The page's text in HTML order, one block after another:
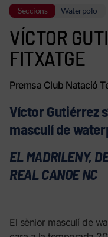
Seccions Waterpolo
VÍCTOR
FITXATGE
Premsa Club Natació
Víctor Gutiérrez
masculí de
EL MADRILENY,
REAL CANOE NC
El sènior masculí de